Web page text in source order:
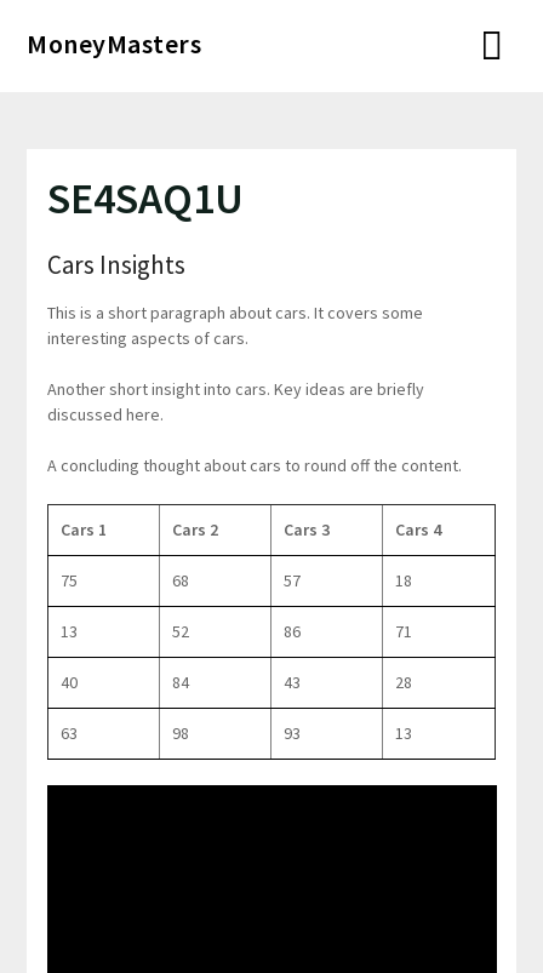
MoneyMasters
SE4SAQ1U
Cars Insights
This is a short paragraph about cars. It covers some
interesting aspects of cars.
Another short insight into cars. Key ideas are briefly
discussed here.
A concluding thought about cars to round off the content.
Cars 1 Cars 2 Cars 3 Cars 4
75 68 57 18
13 52 86 71
40 84 43 28
63 98 93 13